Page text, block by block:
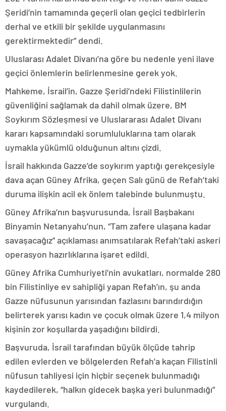
Şeridi’nin tamamında geçerli olan geçici tedbirlerin
derhal ve etkili bir şekilde uygulanmasını
gerektirmektedir” dendi.
Uluslarası Adalet Divanı’na göre bu nedenle yeni ilave
geçici önlemlerin belirlenmesine gerek yok.
Mahkeme, İsrail’in, Gazze Şeridi’ndeki Filistinlilerin
güvenliğini sağlamak da dahil olmak üzere, BM
Soykırım Sözleşmesi ve Uluslararası Adalet Divanı
kararı kapsamındaki sorumluluklarına tam olarak
uymakla yükümlü olduğunun altını çizdi.
İsrail hakkında Gazze’de soykırım yaptığı gerekçesiyle
dava açan Güney Afrika, geçen Salı günü de Refah’taki
duruma ilişkin acil ek önlem talebinde bulunmuştu.
Güney Afrika’nın başvurusunda, İsrail Başbakanı
Binyamin Netanyahu’nun, “Tam zafere ulaşana kadar
savaşacağız” açıklaması anımsatılarak Refah’taki askeri
operasyon hazırlıklarına işaret edildi.
Güney Afrika Cumhuriyeti’nin avukatları, normalde 280
bin Filistinliye ev sahipliği yapan Refah’ın, şu anda
Gazze nüfusunun yarısından fazlasını barındırdığın
belirterek yarısı kadın ve çocuk olmak üzere 1,4 milyon
kişinin zor koşullarda yaşadığını bildirdi.
Başvuruda, İsrail tarafından büyük ölçüde tahrip
edilen evlerden ve bölgelerden Refah’a kaçan Filistinli
nüfusun tahliyesi için hiçbir seçenek bulunmadığı
kaydedilerek, “halkın gidecek başka yeri bulunmadığı”
vurgulandı.